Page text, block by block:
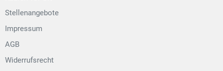
Stellenangebote
Impressum
AGB
Widerrufsrecht